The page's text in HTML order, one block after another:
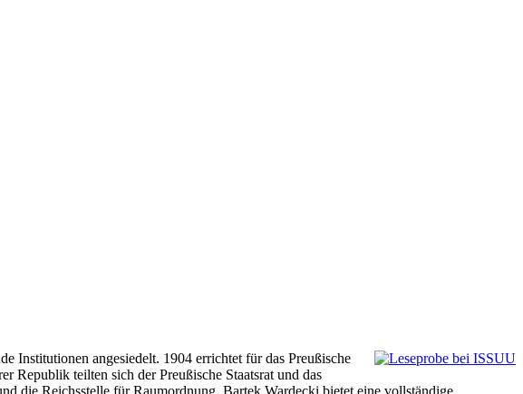
Institutionen angesiedelt. 1904 errichtet für das Preußische
Republik teilten sich der Preußische Staatsrat und das